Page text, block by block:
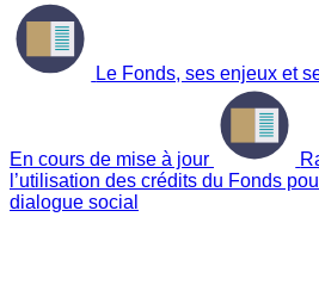
Le Fonds, ses enjeux et
En cours de mise à jour
l’utilisation des crédits du Fonds
dialogue social